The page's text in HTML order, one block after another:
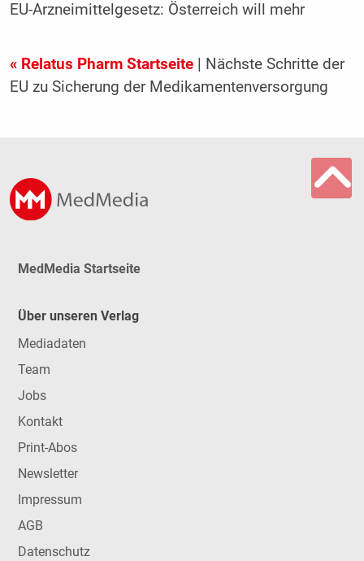
EU-Arzneimittelgesetz: Österreich will mehr
« Relatus Pharm Startseite| Nächste Schritte der
EU zu Sicherung der Medikamentenversorgung
MedMedia Startseite
Über unseren Verlag
Mediadaten
Team
Jobs
Kontakt
Print-Abos
Newsletter
Impressum
AGB
Datenschutz